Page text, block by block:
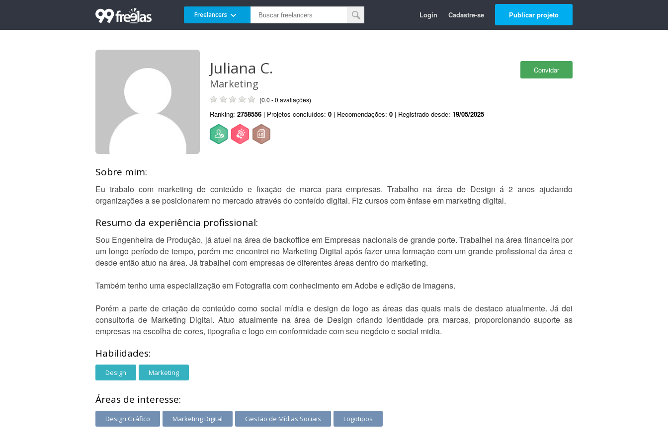
Freelancers Login Cadastre-se Publicar projeto
Convidar
Juliana C.
Marketing
(0.0 - 0 avaliações)
Ranking: 2758556 | Projetos concluídos: 0 | Recomendações: 0 | Registrado desde: 19/05/2025
Sobre mim:
Eu trabalo com marketing de conteúdo e fixação de marca para empresas. Trabalho na área de Design á 2 anos ajudando
organizações a se posicionarem no mercado através do conteído digital. Fiz cursos com ênfase em marketing digital.
Resumo da experiência profissional:
Sou Engenheira de Produção, já atuei na área de backoffice em Empresas nacionais de grande porte. Trabalhei na área financeira por
um longo período de tempo, porém me encontrei no Marketing Digital após fazer uma formação com um grande profissional da área e
desde então atuo na área. Já trabalhei com empresas de diferentes áreas dentro do marketing.
Também tenho uma especialização em Fotografia com conhecimento em Adobe e edição de imagens.
Porém a parte de criação de conteúdo como social mídia e design de logo as áreas das quais mais de destaco atualmente. Já dei
consultoria de Marketing Digital. Atuo atualmente na área de Design criando identidade pra marcas, proporcionando suporte as
empresas na escolha de cores, tipografia e logo em conformidade com seu negócio e social midia.
Habilidades:
Design Marketing
Áreas de interesse:
Design Gráfico Marketing Digital Gestão de Mídias Sociais Logotipos